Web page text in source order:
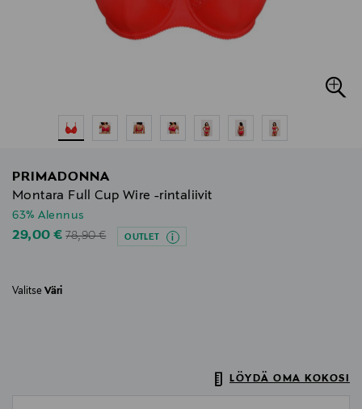
PRIMADONNA
Montara Full Cup Wire -rintaliivit
63% Alennus
Discounted Price
29,00 €Original Price
78,90 € OUTLET
Valitse Väri
LÖYDÄ OMA KOKOSI